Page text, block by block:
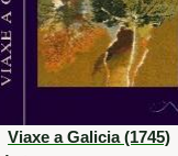
Viaxe a Galicia (1745)